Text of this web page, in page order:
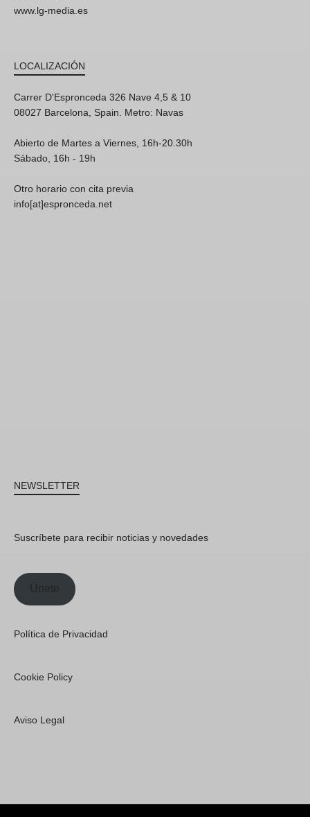
www.lg-media.es
LOCALIZACIÓN
Carrer D'Espronceda 326 Nave 4,5 & 10
08027 Barcelona, Spain. Metro: Navas
Abierto de Martes a Viernes, 16h-20.30h
Sábado, 16h - 19h
Otro horario con cita previa
info[at]espronceda.net
NEWSLETTER
Suscríbete para recibir noticias y novedades
Únete
Política de Privacidad
Cookie Policy
Aviso Legal